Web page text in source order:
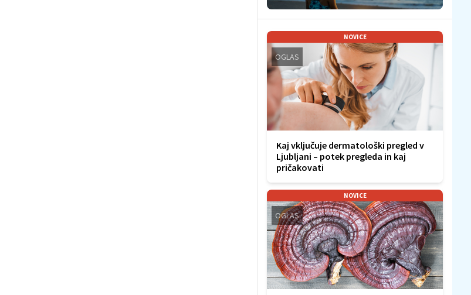
NOVICE
OGLAS
Kaj vključuje dermatološki pregled v
Ljubljani – potek pregleda in kaj
pričakovati
NOVICE
OGLAS